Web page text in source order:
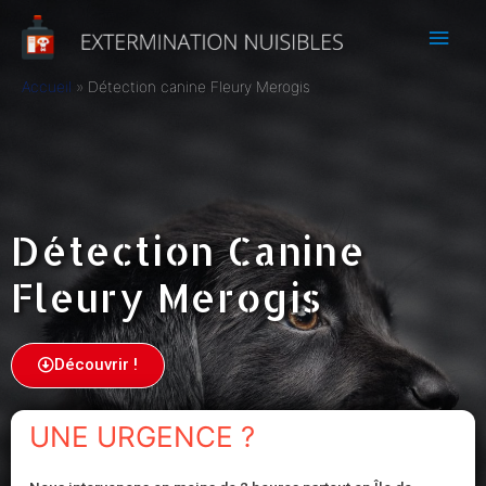
Accueil Détection canine Fleury Merogis
Détection Canine
Fleury Merogis
Découvrir !
UNE URGENCE ?